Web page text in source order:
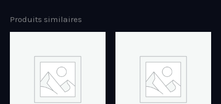
Produits similaires